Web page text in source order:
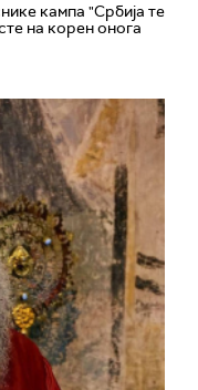
кампа "Србија те
на корен онога